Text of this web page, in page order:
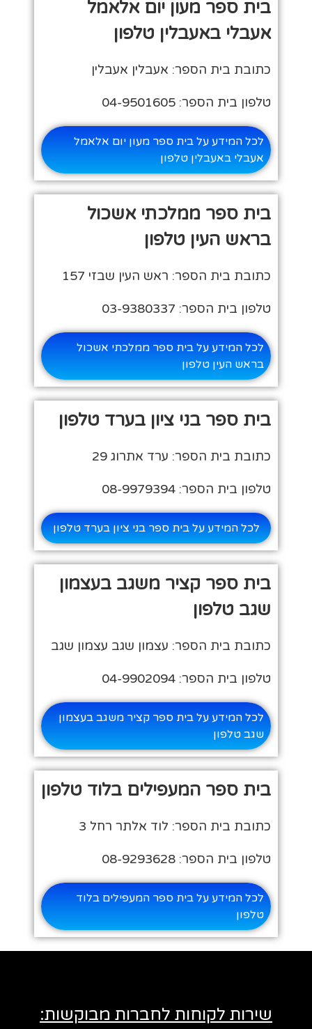
בית ספר מעון יום אלאמל
אעבלי באעבלין טלפון
כתובת בית הספר: אעבלין אעבלין
טלפון בית הספר: 04-9501605
לכל המידע על בית ספר מעון יום אלאמל
אעבלי באעבלין טלפון
בית ספר ממלכתי אשכול
בראש העין טלפון
כתובת בית הספר: ראש העין שבזי 157
טלפון בית הספר: 03-9380337
לכל המידע על בית ספר ממלכתי אשכול
בראש העין טלפון
בית ספר בני ציון בערד טלפון
כתובת בית הספר: ערד אתרוג 29
טלפון בית הספר: 08-9979394
לכל המידע על בית ספר בני ציון בערד טלפון
בית ספר קציר משגב בעצמון
שגב טלפון
כתובת בית הספר: עצמון שגב עצמון שגב
טלפון בית הספר: 04-9902094
לכל המידע על בית ספר קציר משגב בעצמון
שגב טלפון
בית ספר המעפילים בלוד טלפון
כתובת בית הספר: לוד אלתר רחל 3
טלפון בית הספר: 08-9293628
לכל המידע על בית ספר המעפילים בלוד
טלפון
שירות לקוחות לחברות מבוקשות: